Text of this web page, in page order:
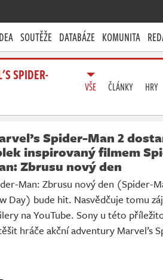
SOUTĚŽE DATABÁZE KOMUNITA
SPIDER-
VŠE ČLÁNKY HRY
Spider-Man 2
inspirovaný filmem
Zbrusu nový den
Man: Zbrusu nový den (Spider-
Day) bude hit. Nasvědčuje tomu
na YouTube. Sony u této
hráče akční adventury Marvel’s